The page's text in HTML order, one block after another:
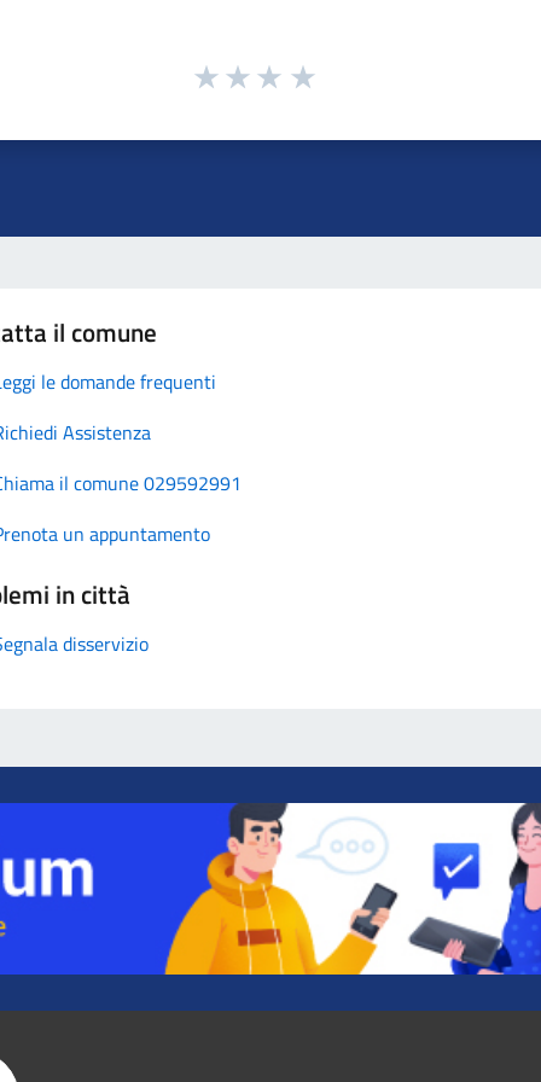
il comune
le domande frequenti
Assistenza
il comune 029592991
un appuntamento
in città
disservizio